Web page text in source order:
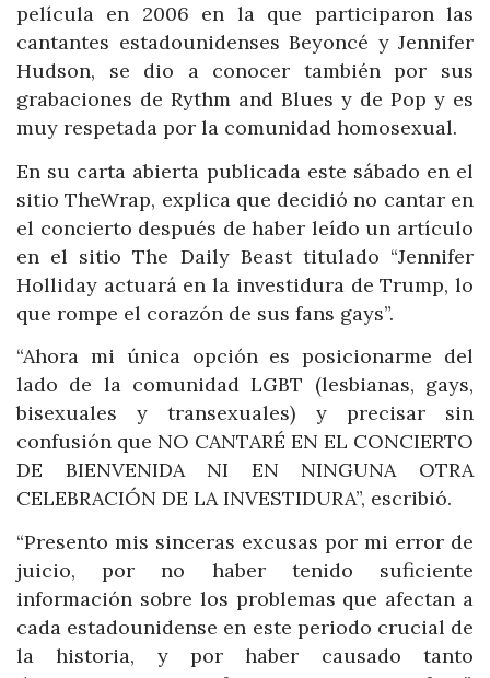
película en 2006 en la que participaron las
cantantes estadounidenses Beyoncé y Jennifer
Hudson, se dio a conocer también por sus
grabaciones de Rythm and Blues y de Pop y es
muy respetada por la comunidad homosexual.
En su carta abierta publicada este sábado en el
sitio TheWrap, explica que decidió no cantar en
el concierto después de haber leído un artículo
en el sitio The Daily Beast titulado “Jennifer
Holliday actuará en la investidura de Trump, lo
que rompe el corazón de sus fans gays”.
“Ahora mi única opción es posicionarme del
lado de la comunidad LGBT (lesbianas, gays,
bisexuales y transexuales) y precisar sin
confusión que NO CANTARÉ EN EL CONCIERTO
DE BIENVENIDA NI EN NINGUNA OTRA
CELEBRACIÓN DE LA INVESTIDURA”, escribió.
“Presento mis sinceras excusas por mi error de
juicio, por no haber tenido suficiente
información sobre los problemas que afectan a
cada estadounidense en este periodo crucial de
la historia, y por haber causado tanto